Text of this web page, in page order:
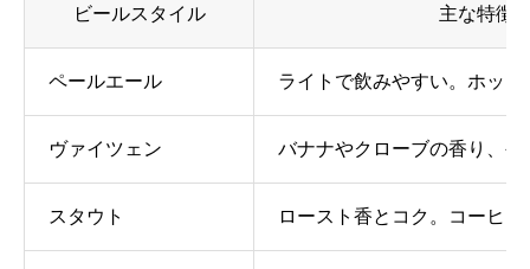
ビールスタイル 主な特徴
ペールエール ライトで飲みやすい。ホップ
ヴァイツェン バナナやクローブの香り、
スタウト ロースト香とコク。コーヒ